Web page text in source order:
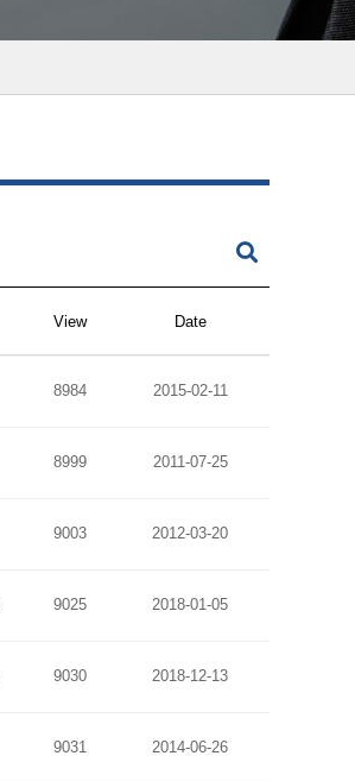
View Date
8984 2015-02-11
8999 2011-07-25
9003 2012-03-20
9025 2018-01-05
9030 2018-12-13
9031 2014-06-26